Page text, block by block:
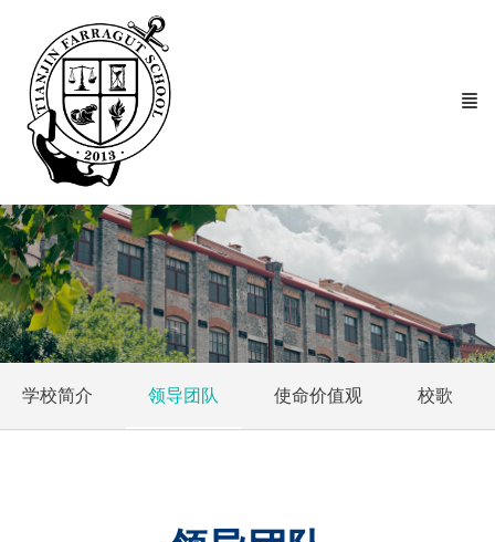
学校简介 领导团队 使命价值观 校歌